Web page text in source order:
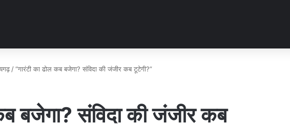
/“गारंटी का ढोल कब बजेगा? संविदा की जंजीर कब टूटेगी?”
बजेगा? संविदा की जंजीर कब